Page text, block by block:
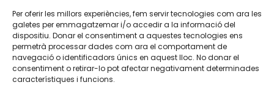
Per oferir les millors experiències, fem servir tecnologies com ara les
galetes per emmagatzemar i/o accedir a la informació del
dispositiu. Donar el consentiment a aquestes tecnologies ens
permetrà processar dades com ara el comportament de
navegació o identificadors únics en aquest lloc. No donar el
consentiment o retirar-lo pot afectar negativament determinades
característiques i funcions.
TWT YTB IG FB IN
Aviso legalPolítica de cookies